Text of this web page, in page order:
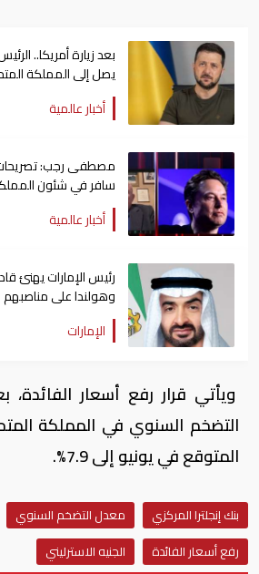
بعد زيارة أمريكا..
يصل إلى المملكة
أخبار عالمية
مصطفى رجب:
سافر في شئون
أخبار عالمية
رئيس الإمارات يهنئ
وهولندا على مناصبهم
الإمارات
ويأتي قرار رفع أسعار
التضخم السنوي في المملكة
المتوقع في يونيو إلى 7.9%.
بنك إنجلترا المركزي معدل التضخم السنوي
رفع أسعار الفائدة
الجنيه الاسترليني